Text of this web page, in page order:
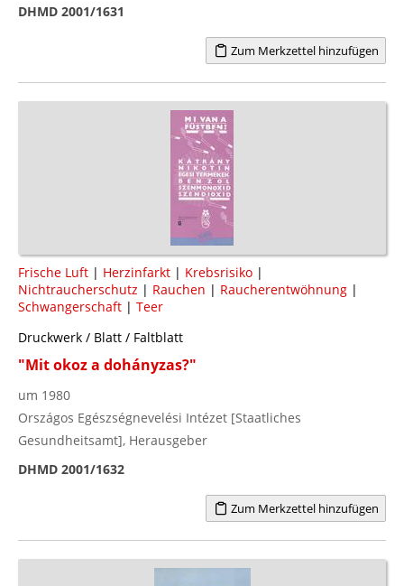
DHMD 2001/1631
Zum Merkzettel hinzufügen
Frische Luft | Herzinfarkt | Krebsrisiko |
Nichtraucherschutz | Rauchen | Raucherentwöhnung |
Schwangerschaft | Teer
Druckwerk / Blatt / Faltblatt
"Mit okoz a dohányzas?"
um 1980
Országos Egészségnevelési Intézet [Staatliches
Gesundheitsamt], Herausgeber
DHMD 2001/1632
Zum Merkzettel hinzufügen